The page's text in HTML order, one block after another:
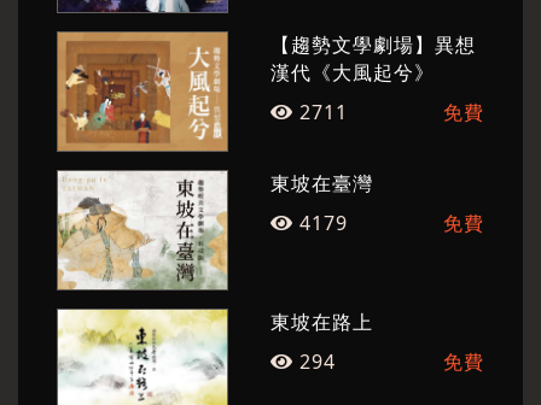
樂師｜任重（鍵盤）、潘宜彤（中阮）、黃文新
（笙）、陳胤錞（打擊）、陳宛琳（古箏）、許
宥閎（笛簫）
（二）製作團隊
製作人｜陳怡蓁
文學總策畫｜陳義芝
編劇、導演｜李易修
副導演暨動作設計｜林春輝（小得）
偶戲指導｜鄭嘉音
【趨勢文學劇場】異想
漢代《大風起兮》
2711
免費
東坡在臺灣
4179
免費
東坡在路上
294
免費